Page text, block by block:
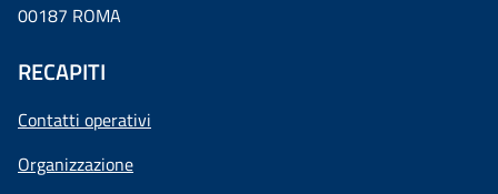
00187 ROMA
RECAPITI
Contatti operativi
Organizzazione